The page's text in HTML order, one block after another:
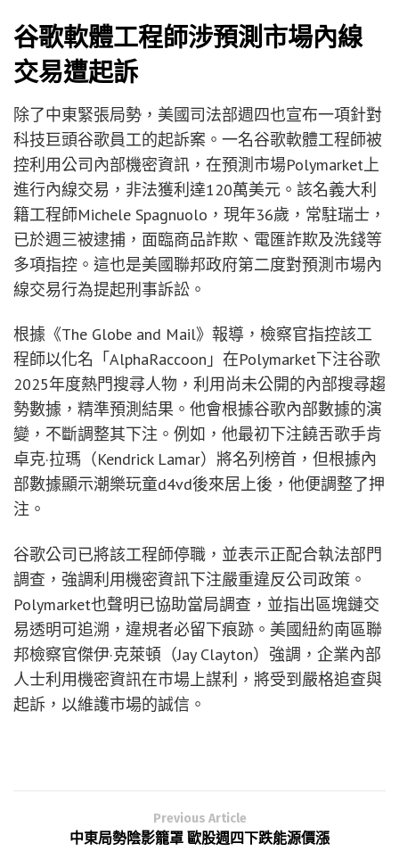
谷歌軟體工程師涉預測市場內線
交易遭起訴
除了中東緊張局勢，美國司法部週四也宣布一項針對
科技巨頭谷歌員工的起訴案。一名谷歌軟體工程師被
控利用公司內部機密資訊，在預測市場Polymarket上
進行內線交易，非法獲利達120萬美元。該名義大利
籍工程師Michele Spagnuolo，現年36歲，常駐瑞士，
已於週三被逮捕，面臨商品詐欺、電匯詐欺及洗錢等
多項指控。這也是美國聯邦政府第二度對預測市場內
線交易行為提起刑事訴訟。
根據《The Globe and Mail》報導，檢察官指控該工
程師以化名「AlphaRaccoon」在Polymarket下注谷歌
2025年度熱門搜尋人物，利用尚未公開的內部搜尋趨
勢數據，精準預測結果。他會根據谷歌內部數據的演
變，不斷調整其下注。例如，他最初下注饒舌歌手肯
卓克·拉瑪（Kendrick Lamar）將名列榜首，但根據內
部數據顯示潮樂玩童d4vd後來居上後，他便調整了押
注。
谷歌公司已將該工程師停職，並表示正配合執法部門
調查，強調利用機密資訊下注嚴重違反公司政策。
Polymarket也聲明已協助當局調查，並指出區塊鏈交
易透明可追溯，違規者必留下痕跡。美國紐約南區聯
邦檢察官傑伊·克萊頓（Jay Clayton）強調，企業內部
人士利用機密資訊在市場上謀利，將受到嚴格追查與
起訴，以維護市場的誠信。
Previous Article
中東局勢陰影籠罩 歐股週四下跌能源價漲